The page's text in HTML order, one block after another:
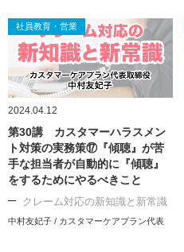
社員教育・営業
2024.04.12
第30講 カスタマーハラスメン
ト対策の実務策⑰『傾聴』が苦
手な担当者が自動的に『傾聴』
をするためにやるべきこと
クレーム対応の新知識と新常識
中村友妃子 / カスタマーケアプラン代表